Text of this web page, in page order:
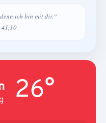
ich bin mit dir.“
26°